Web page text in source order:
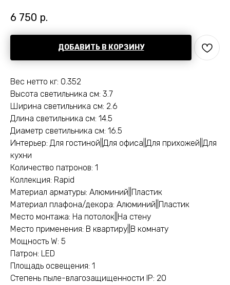
6 750 р.
ДОБАВИТЬ В КОРЗИНУ
Вес нетто кг: 0.352
Высота светильника см: 3.7
Ширина светильника см: 2.6
Длина светильника см: 14.5
Диаметр светильника см: 16.5
Интерьер: Для гостиной||Для офиса||Для прихожей||Для
кухни
Количество патронов: 1
Коллекция: Rapid
Материал арматуры: Алюминий||Пластик
Материал плафона/декора: Алюминий||Пластик
Место монтажа: На потолок||На стену
Место применения: В квартиру||В комнату
Мощность W: 5
Патрон: LED
Площадь освещения: 1
Степень пыле-влагозащищенности IP: 20